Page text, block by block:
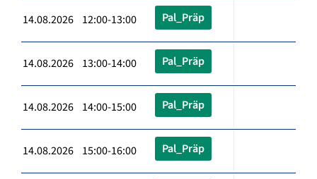
14.08.2026 12:00-13:00 Pal_Präp
14.08.2026 13:00-14:00 Pal_Präp
14.08.2026 14:00-15:00 Pal_Präp
14.08.2026 15:00-16:00 Pal_Präp